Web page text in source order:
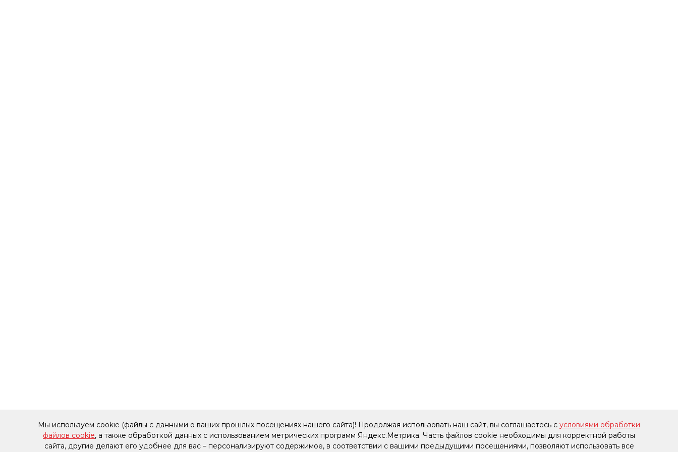
Мы используем cookie (файлы с данными о ваших прошлых посещениях нашего сайта)! Продолжая использовать наш сайт, вы соглашаетесь с условиями обработки
файлов cookie, а также обработкой данных с использованием метрических программ Яндекс.Метрика. Часть файлов cookie необходимы для корректной работы
сайта, другие делают его удобнее для вас – персонализируют содержимое, в соответствии с вашими предыдущими посещениями, позволяют использовать все